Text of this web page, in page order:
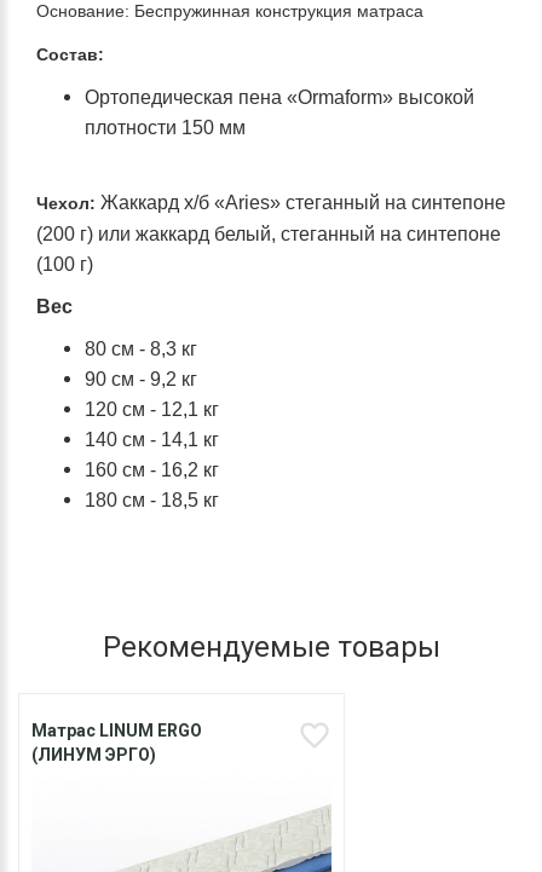
Основание: Беспружинная конструкция матраса
Состав:
Ортопедическая пена «Ormaform» высокой
плотности 150 мм
Чехол: Жаккард х/б «Aries» стеганный на синтепоне
(200 г) или жаккард белый, стеганный на синтепоне
(100 г)
Вес
80 см - 8,3 кг
90 см - 9,2 кг
120 см - 12,1 кг
140 см - 14,1 кг
160 см - 16,2 кг
180 см - 18,5 кг
Рекомендуемые товары
Матрас LINUM ERGO
(ЛИНУМ ЭРГО)